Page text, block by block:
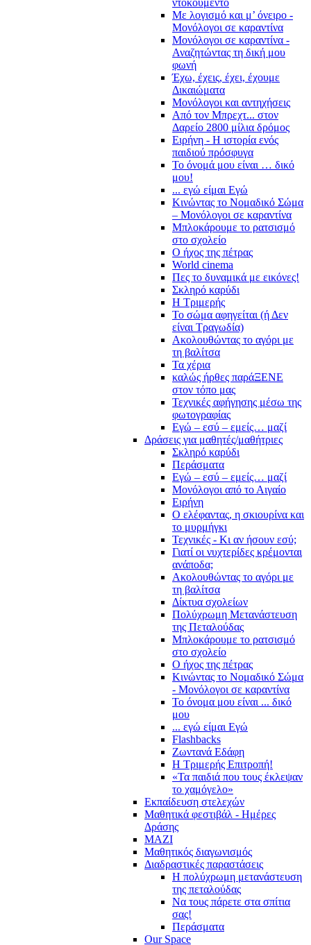
ντοκουμέντο
Με λογισμό και μ’ όνειρο -
Μονόλογοι σε καραντίνα
Μονόλογοι σε καραντίνα -
Αναζητώντας τη δική μου
φωνή
Έχω, έχεις, έχει, έχουμε
Δικαιώματα
Μονόλογοι και αντηχήσεις
Από τον Μπρεχτ... στον
Δαρείο 2800 μίλια δρόμος
Ειρήνη - Η ιστορία ενός
παιδιού πρόσφυγα
Το όνομά μου είναι … δικό
μου!
... εγώ είμαι Εγώ
Κινώντας το Νομαδικό Σώμα
– Μονόλογοι σε καραντίνα
Μπλοκάρουμε το ρατσισμό
στο σχολείο
Ο ήχος της πέτρας
World cinema
Πες το δυναμικά με εικόνες!
Σκληρό καρύδι
Η Τριμερής
Το σώμα αφηγείται (ή Δεν
είναι Τραγωδία)
Ακολουθώντας το αγόρι με
τη βαλίτσα
Τα χέρια
καλώς ήρθες παράΞΕΝΕ
στον τόπο μας
Τεχνικές αφήγησης μέσω της
φωτογραφίας
Εγώ – εσύ – εμείς… μαζί
Δράσεις για μαθητές/μαθήτριες
Σκληρό καρύδι
Περάσματα
Εγώ – εσύ – εμείς… μαζί
Μονόλογοι από το Αιγαίο
Ειρήνη
Ο ελέφαντας, η σκιουρίνα και
το μυρμήγκι
Τεχνικές - Κι αν ήσουν εσύ;
Γιατί οι νυχτερίδες κρέμονται
ανάποδα;
Ακολουθώντας το αγόρι με
τη βαλίτσα
Δίκτυα σχολείων
Πολύχρωμη Μετανάστευση
της Πεταλούδας
Μπλοκάρουμε το ρατσισμό
στο σχολείο
Ο ήχος της πέτρας
Κινώντας το Νομαδικό Σώμα
- Μονόλογοι σε καραντίνα
Το όνομα μου είναι ... δικό
μου
... εγώ είμαι Εγώ
Flashbacks
Ζωντανά Εδάφη
Η Τριμερής Επιτροπή!
«Τα παιδιά που τους έκλεψαν
το χαμόγελο»
Εκπαίδευση στελεχών
Μαθητικά φεστιβάλ - Ημέρες
Δράσης
ΜΑΖΙ
Μαθητικός διαγωνισμός
Διαδραστικές παραστάσεις
Η πολύχρωμη μετανάστευση
της πεταλούδας
Να τους πάρετε στα σπίτια
σας!
Περάσματα
Our Space